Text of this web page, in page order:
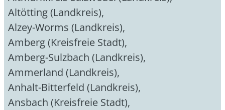
Altötting (Landkreis),
Alzey-Worms (Landkreis),
Amberg (Kreisfreie Stadt),
Amberg-Sulzbach (Landkreis),
Ammerland (Landkreis),
Anhalt-Bitterfeld (Landkreis),
Ansbach (Kreisfreie Stadt),